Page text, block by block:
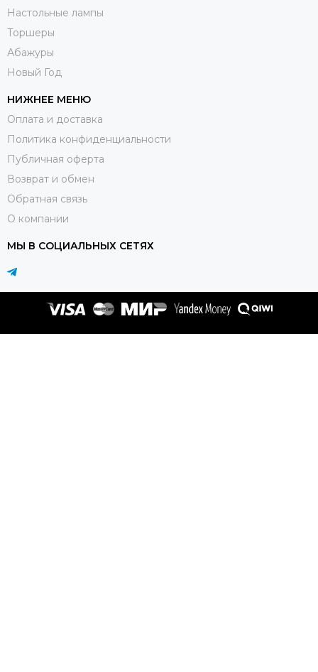
Настольные лампы
Торшеры
Абажуры
Новый Год
НИЖНЕЕ МЕНЮ
Оплата и доставка
Политика конфиденциальности
Публичная оферта
Возврат и обмен
Обратная связь
О компании
МЫ В СОЦИАЛЬНЫХ СЕТЯХ